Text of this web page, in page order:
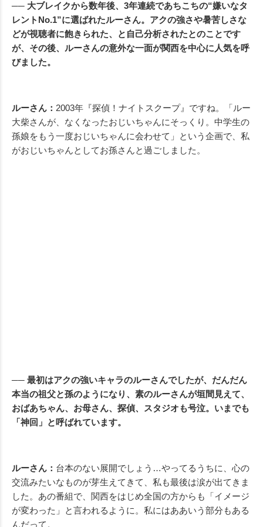
── 大ブレイクから数年後、3年連続であちこちの“嫌いなタ
レントNo.1”に選ばれたルーさん。アクの強さや暑苦しさな
どが視聴者に飽きられた、と自己分析されたとのことです
が、その後、ルーさんの意外な一面が関西を中心に人気を呼
びました。
ルーさん： 2003年『探偵！ナイトスクープ』ですね。「ルー
大柴さんが、なくなったおじいちゃんにそっくり。中学生の
孫娘をもう一度おじいちゃんに会わせて」という企画で、私
がおじいちゃんとしてお孫さんと過ごしました。
── 最初はアクの強いキャラのルーさんでしたが、だんだん
本当の祖父と孫のようになり、素のルーさんが垣間見えて、
おばあちゃん、お母さん、探偵、スタジオも号泣。いまでも
「神回」と呼ばれています。
ルーさん： 台本のない展開でしょう…やってるうちに、心の
交流みたいなものが芽生えてきて、私も最後は涙が出てきま
した。あの番組で、関西をはじめ全国の方からも「イメージ
が変わった」と言われるように。私にはああいう部分もある
んだって。